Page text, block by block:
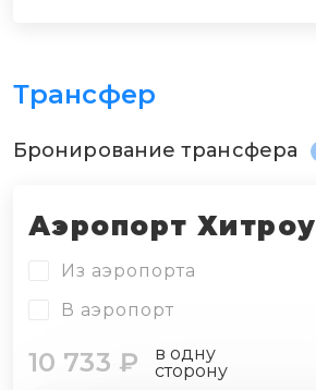
Трансфер
Бронирование трансфера
Аэропорт Хитроу
Из аэропорта
В аэропорт
10 733 ₽
в одну
сторону